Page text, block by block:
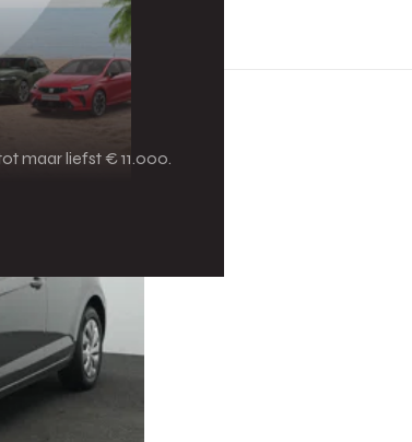
maar liefst € 11.000.